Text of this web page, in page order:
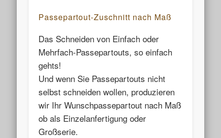
Passepartout-Zuschnitt nach Maß
Das Schneiden von Einfach oder
Mehrfach-Passepartouts, so einfach
gehts!
Und wenn Sie Passepartouts nicht
selbst schneiden wollen, produzieren
wir Ihr Wunschpassepartout nach Maß
ob als Einzelanfertigung oder
Großserie.